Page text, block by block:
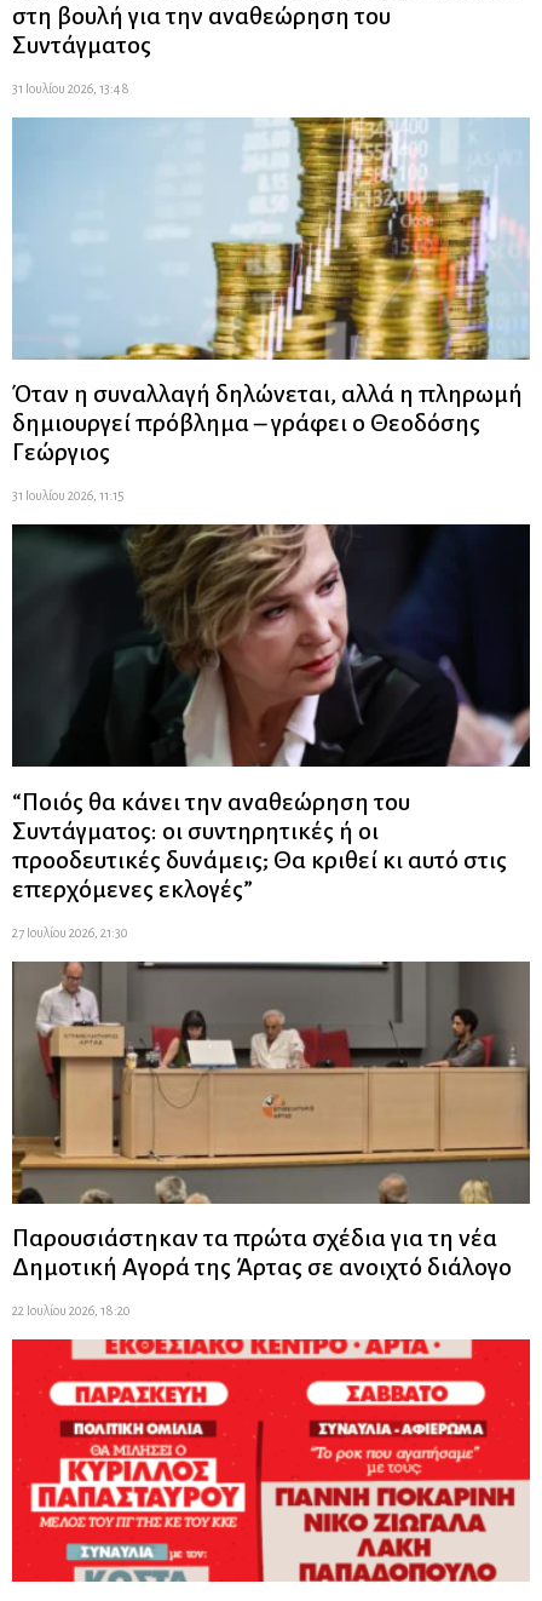
στη βουλή για την αναθεώρηση του
Συντάγματος
31 Ιουλίου 2026, 13:48
Όταν η συναλλαγή δηλώνεται, αλλά η πληρωμή
δημιουργεί πρόβλημα – γράφει ο Θεοδόσης
Γεώργιος
31 Ιουλίου 2026, 11:15
“Ποιός θα κάνει την αναθεώρηση του
Συντάγματος: οι συντηρητικές ή οι
προοδευτικές δυνάμεις; Θα κριθεί κι αυτό στις
επερχόμενες εκλογές”
27 Ιουλίου 2026, 21:30
Παρουσιάστηκαν τα πρώτα σχέδια για τη νέα
Δημοτική Αγορά της Άρτας σε ανοιχτό διάλογο
22 Ιουλίου 2026, 18:20